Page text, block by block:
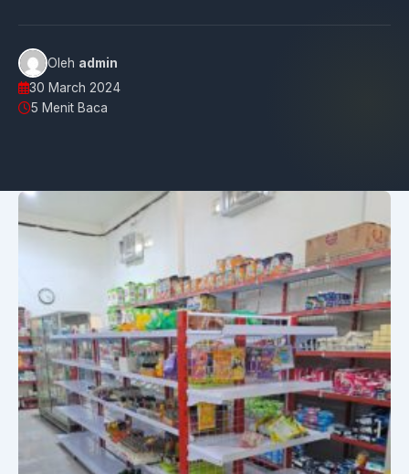
Oleh admin
30 March 2024
5 Menit Baca